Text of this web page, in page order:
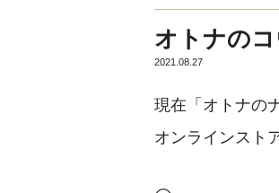
オトナの
2021.08.27
現在「オトナの
オンラインスト